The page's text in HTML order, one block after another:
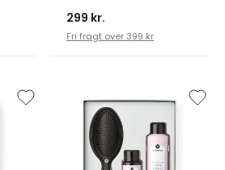
299 kr.
Fri fragt over 399 kr